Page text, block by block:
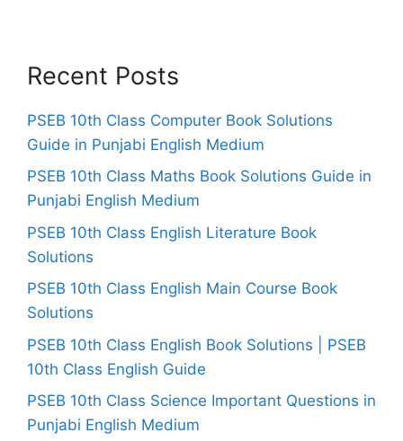
Recent Posts
PSEB 10th Class Computer Book Solutions
Guide in Punjabi English Medium
PSEB 10th Class Maths Book Solutions Guide in
Punjabi English Medium
PSEB 10th Class English Literature Book
Solutions
PSEB 10th Class English Main Course Book
Solutions
PSEB 10th Class English Book Solutions | PSEB
10th Class English Guide
PSEB 10th Class Science Important Questions in
Punjabi English Medium